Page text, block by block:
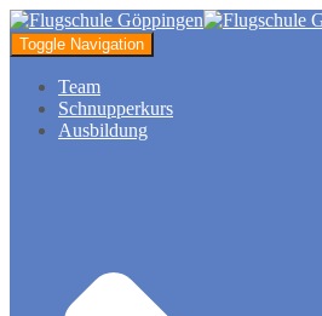
Toggle Navigation
Team
Schnupperkurs
Ausbildung